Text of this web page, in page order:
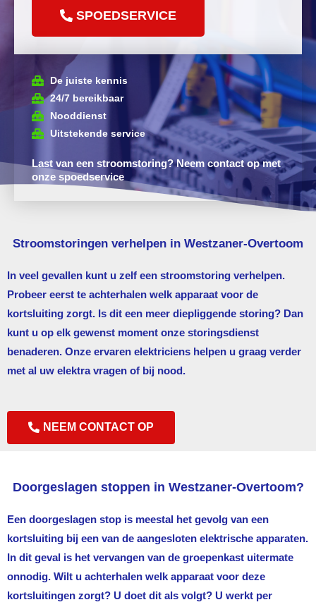
SPOEDSERVICE
De juiste kennis
24/7 bereikbaar
Nooddienst
Uitstekende service
Last van een stroomstoring? Neem contact op met
onze spoedservice
Stroomstoringen verhelpen in Westzaner-Overtoom
In veel gevallen kunt u zelf een stroomstoring verhelpen.
Probeer eerst te achterhalen welk apparaat voor de
kortsluiting zorgt. Is dit een meer diepliggende storing? Dan
kunt u op elk gewenst moment onze storingsdienst
benaderen. Onze ervaren elektriciens helpen u graag verder
met al uw elektra vragen of bij nood.
NEEM CONTACT OP
Doorgeslagen stoppen in Westzaner-Overtoom?
Een doorgeslagen stop is meestal het gevolg van een
kortsluiting bij een van de aangesloten elektrische apparaten.
In dit geval is het vervangen van de groepenkast uitermate
onnodig. Wilt u achterhalen welk apparaat voor deze
kortsluitingen zorgt? U doet dit als volgt? U werkt per